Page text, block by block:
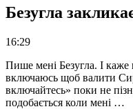
Безугла
16:29
Пише мені Безугла. І
включаюсь щоб валити
включайтесь» поки не
подобається коли мені …